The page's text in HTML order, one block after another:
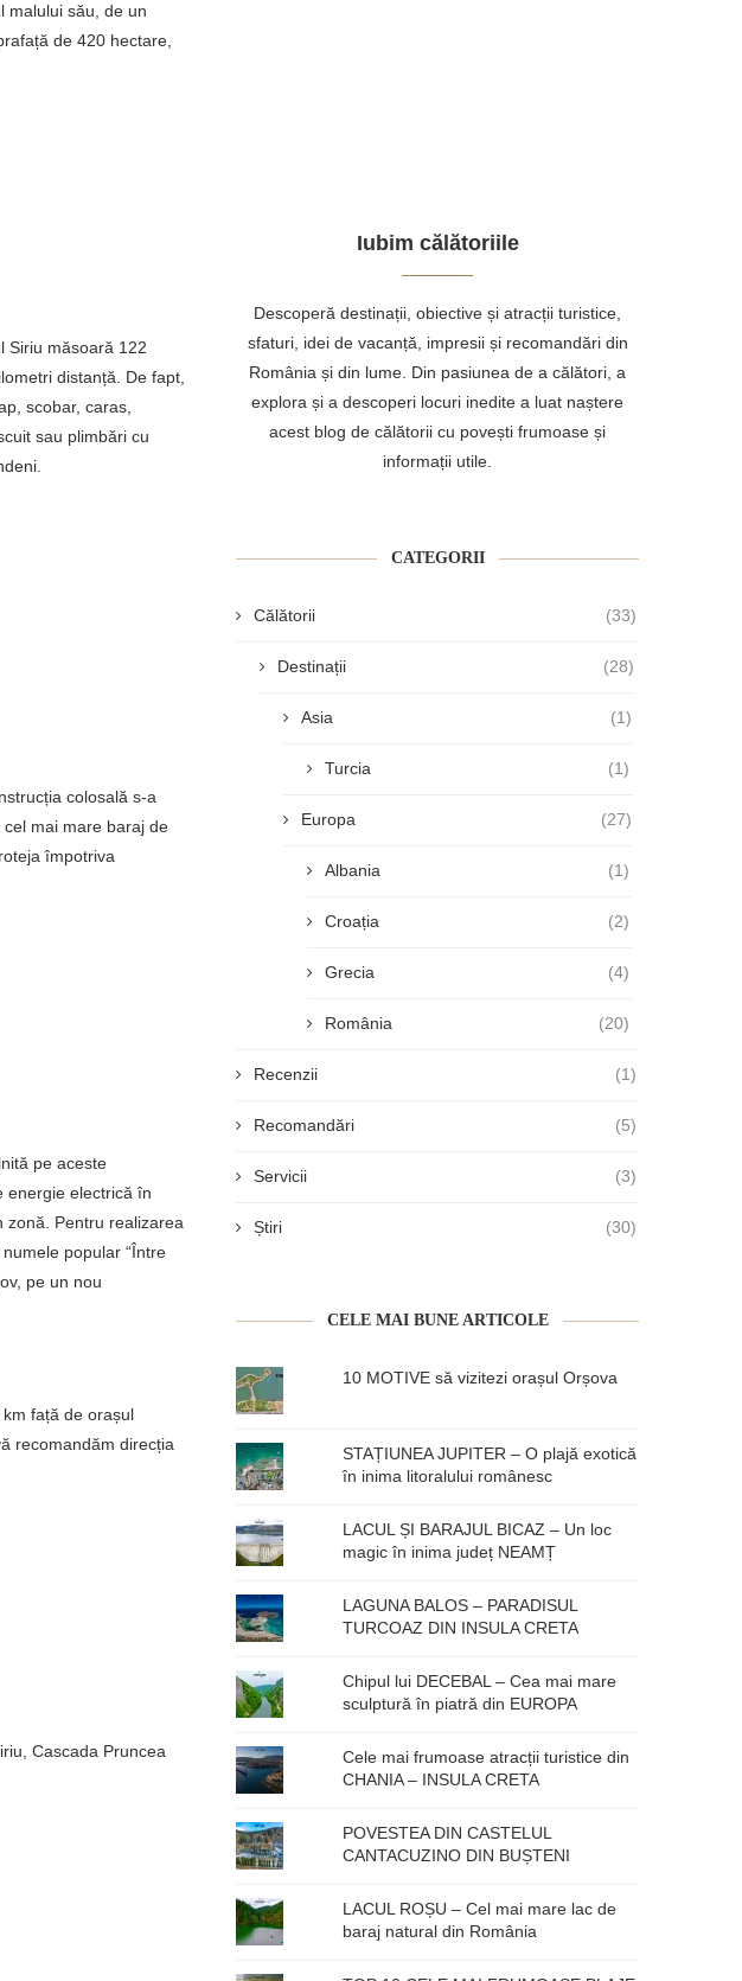
malului său, de un
de 420 hectare,
Siriu măsoară 122
distanță. De fapt,
scobar, caras,
sau plimbări cu
colosală s-a
mai mare baraj de
împotriva
pe aceste
energie electrică în
zonă. Pentru realizarea
popular “Între
pe un nou
față de orașul
recomandăm direcția
Cascada Pruncea
Iubim călătoriile
Descoperă destinații, obiective și atracții turistice,
sfaturi, idei de vacanță, impresii și recomandări din
România și din lume. Din pasiunea de a călători, a
explora și a descoperi locuri inedite a luat naștere
acest blog de călătorii cu povești frumoase și
informații utile.
CATEGORII
Călătorii (33)
Destinații (28)
Asia (1)
Turcia (1)
Europa (27)
Albania (1)
Croația (2)
Grecia (4)
România (20)
Recenzii (1)
Recomandări (5)
Servicii (3)
Știri (30)
CELE MAI BUNE ARTICOLE
10 MOTIVE să vizitezi orașul Orșova
STAȚIUNEA JUPITER – O plajă exotică
în inima litoralului românesc
LACUL ȘI BARAJUL BICAZ – Un loc
magic în inima județ NEAMȚ
LAGUNA BALOS – PARADISUL
TURCOAZ DIN INSULA CRETA
Chipul lui DECEBAL – Cea mai mare
sculptură în piatră din EUROPA
Cele mai frumoase atracții turistice din
CHANIA – INSULA CRETA
POVESTEA DIN CASTELUL
CANTACUZINO DIN BUȘTENI
LACUL ROȘU – Cel mai mare lac de
baraj natural din România